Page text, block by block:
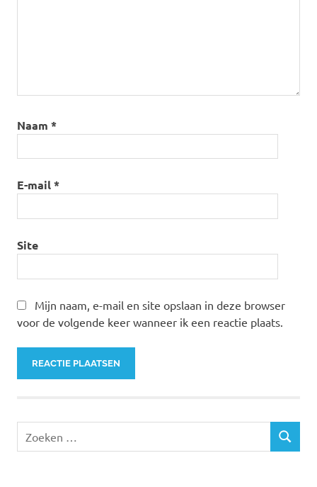
Naam *
E-mail*
Site
Mijn naam, e-mail en site opslaan in deze browser
voor de volgende keer wanneer ik een reactie plaats.
naar:
ZOEKEN